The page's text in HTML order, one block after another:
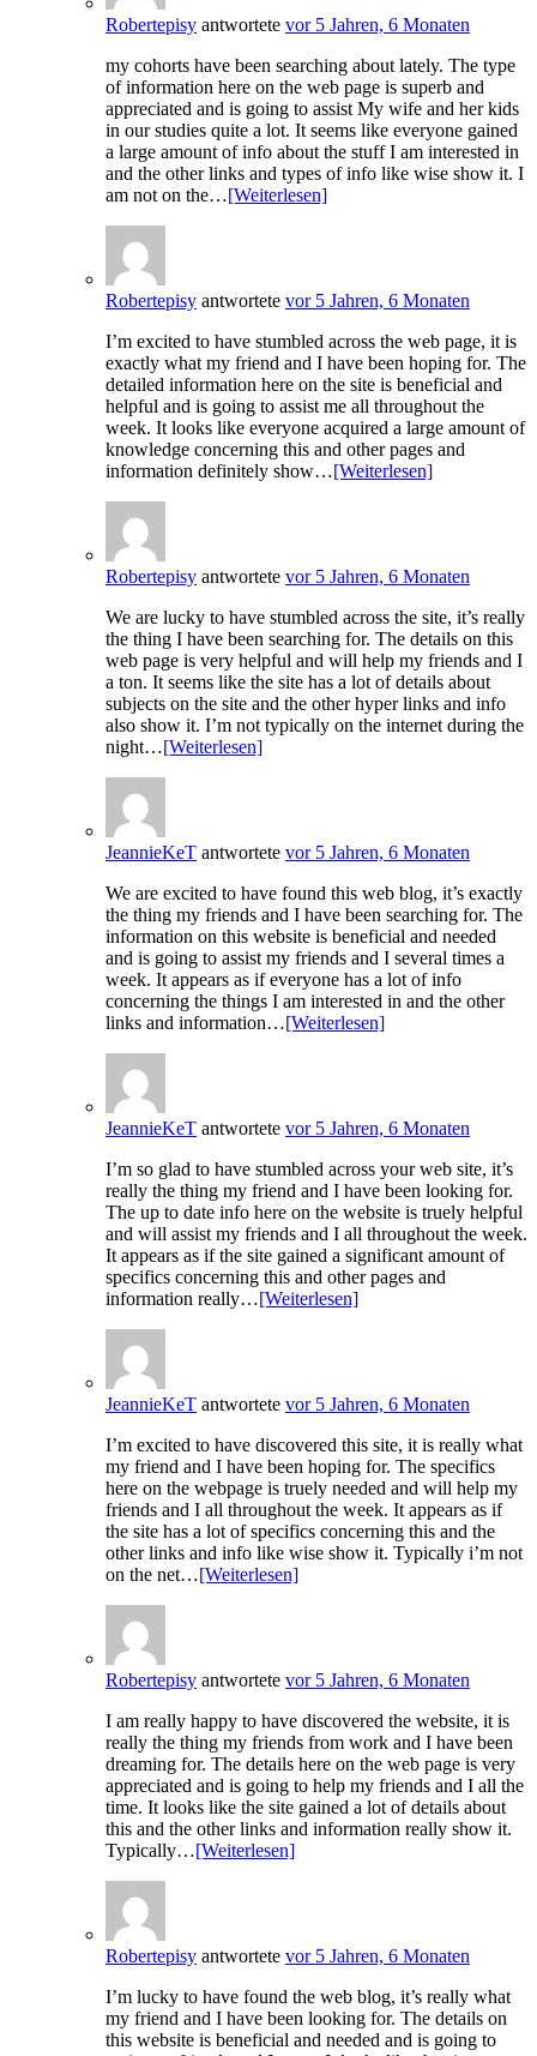
Robertepisy antwortete vor 5 Jahren, 6 Monaten
my cohorts have been searching about lately. The type
of information here on the web page is superb and
appreciated and is going to assist My wife and her kids
in our studies quite a lot. It seems like everyone gained
a large amount of info about the stuff I am interested in
and the other links and types of info like wise show it. I
am not on the…[Weiterlesen]
Robertepisy antwortete vor 5 Jahren, 6 Monaten
I’m excited to have stumbled across the web page, it is
exactly what my friend and I have been hoping for. The
detailed information here on the site is beneficial and
helpful and is going to assist me all throughout the
week. It looks like everyone acquired a large amount of
knowledge concerning this and other pages and
information definitely show…[Weiterlesen]
Robertepisy antwortete vor 5 Jahren, 6 Monaten
We are lucky to have stumbled across the site, it’s really
the thing I have been searching for. The details on this
web page is very helpful and will help my friends and I
a ton. It seems like the site has a lot of details about
subjects on the site and the other hyper links and info
also show it. I’m not typically on the internet during the
night…[Weiterlesen]
JeannieKeT antwortete vor 5 Jahren, 6 Monaten
We are excited to have found this web blog, it’s exactly
the thing my friends and I have been searching for. The
information on this website is beneficial and needed
and is going to assist my friends and I several times a
week. It appears as if everyone has a lot of info
concerning the things I am interested in and the other
links and information…[Weiterlesen]
JeannieKeT antwortete vor 5 Jahren, 6 Monaten
I’m so glad to have stumbled across your web site, it’s
really the thing my friend and I have been looking for.
The up to date info here on the website is truely helpful
and will assist my friends and I all throughout the week.
It appears as if the site gained a significant amount of
specifics concerning this and other pages and
information really…[Weiterlesen]
JeannieKeT antwortete vor 5 Jahren, 6 Monaten
I’m excited to have discovered this site, it is really what
my friend and I have been hoping for. The specifics
here on the webpage is truely needed and will help my
friends and I all throughout the week. It appears as if
the site has a lot of specifics concerning this and the
other links and info like wise show it. Typically i’m not
on the net…[Weiterlesen]
Robertepisy antwortete vor 5 Jahren, 6 Monaten
I am really happy to have discovered the website, it is
really the thing my friends from work and I have been
dreaming for. The details here on the web page is very
appreciated and is going to help my friends and I all the
time. It looks like the site gained a lot of details about
this and the other links and information really show it.
Typically…[Weiterlesen]
Robertepisy antwortete vor 5 Jahren, 6 Monaten
I’m lucky to have found the web blog, it’s really what
my friend and I have been looking for. The details on
this website is beneficial and needed and is going to